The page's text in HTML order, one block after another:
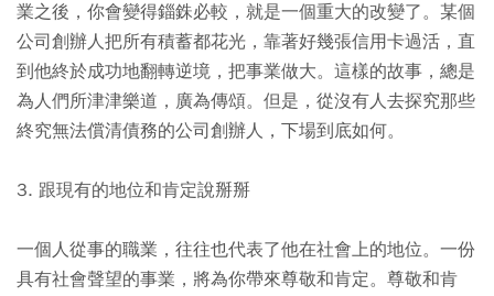
業之後，你會變得錙銖必較，就是一個重大的改變了。某個
公司創辦人把所有積蓄都花光，靠著好幾張信用卡過活，直
到他終於成功地翻轉逆境，把事業做大。這樣的故事，總是
為人們所津津樂道，廣為傳頌。但是，從沒有人去探究那些
終究無法償清債務的公司創辦人，下場到底如何。
3. 跟現有的地位和肯定說掰掰
一個人從事的職業，往往也代表了他在社會上的地位。一份
具有社會聲望的事業，將為你帶來尊敬和肯定。尊敬和肯